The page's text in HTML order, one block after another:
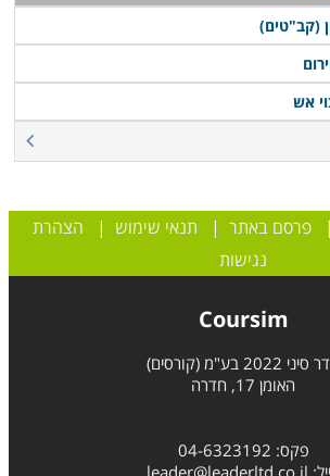
(קב"טים)
אש
|פרסם באתר | תנאי שימוש | הצהרת
נגישות
Coursim
2022 בע"מ (קורסים)
האומן 17, חדרה
פקס: 04-6323192